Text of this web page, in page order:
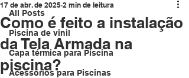
All Posts
Piscina de vinil
Capa térmica para Piscina
Acessórios para Piscinas
Como é feito a instalação
da Tela Armada na
piscina?
17 de abr. de 2025 2 min de leitura